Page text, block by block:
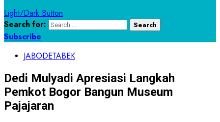
Light/Dark Button
Search for:
Subscribe
JABODETABEK
Dedi Mulyadi Apresiasi Langkah
Pemkot Bogor Bangun Museum
Pajajaran